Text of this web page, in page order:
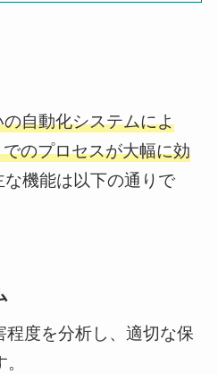
自動化システムによ
のプロセスが大幅に効
な機能は以下の通りで
程度を分析し、適切な保